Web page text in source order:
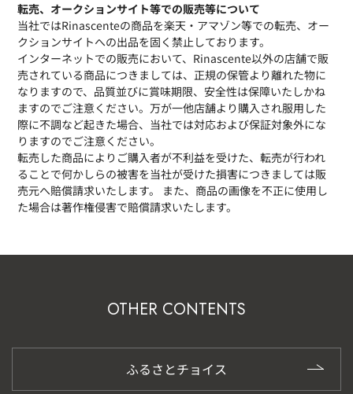
転売、オークションサイト等での販売等について
当社ではRinascenteの商品を楽天・アマゾン等での転売、オー
クションサイトへの出品を固く禁止しております。
インターネットでの販売において、Rinascente以外の店舗で販
売されている商品につきましては、正規の保管より離れた物に
なりますので、品質並びに賞味期限、安全性は保障いたしかね
ますのでご注意ください。万が一他店舗より購入され服用した
際に不調など起きた場合、当社では対応および保証対象外にな
りますのでご注意ください。
転売した商品によりご購入者が不利益を受けた、転売が行われ
ることで何かしらの被害を当社が受けた損害につきましては販
売元へ賠償請求いたします。 また、商品の画像を不正に使用し
た場合は著作権侵害で賠償請求いたします。
OTHER CONTENTS
ふるさとチョイス